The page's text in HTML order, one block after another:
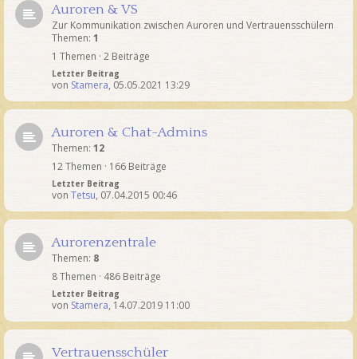
Auroren & VS
Zur Kommunikation zwischen Auroren und Vertrauensschülern
Themen: 1
1 Themen · 2 Beiträge
Letzter Beitrag
von Stamera, 05.05.2021 13:29
Auroren & Chat-Admins
Themen: 12
12 Themen · 166 Beiträge
Letzter Beitrag
von Tetsu, 07.04.2015 00:46
Aurorenzentrale
Themen: 8
8 Themen · 486 Beiträge
Letzter Beitrag
von Stamera, 14.07.2019 11:00
Vertrauensschüler